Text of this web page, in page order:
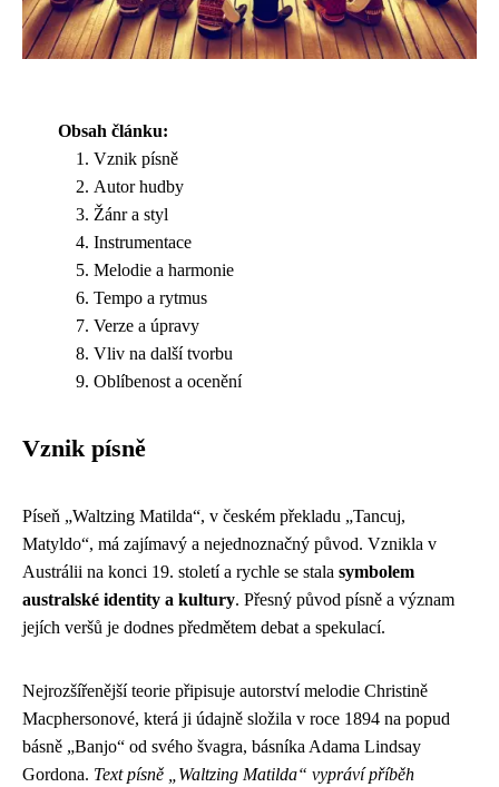
Obsah článku:
Vznik písně
Autor hudby
Žánr a styl
Instrumentace
Melodie a harmonie
Tempo a rytmus
Verze a úpravy
Vliv na další tvorbu
Oblíbenost a ocenění
Vznik písně
Píseň „Waltzing Matilda“, v českém překladu „Tancuj,
Matyldo“, má zajímavý a nejednoznačný původ. Vznikla v
Austrálii na konci 19. století a rychle se stala symbolem
australské identity a kultury. Přesný původ písně a význam
jejích veršů je dodnes předmětem debat a spekulací.
Nejrozšířenější teorie připisuje autorství melodie Christině
Macphersonové, která ji údajně složila v roce 1894 na popud
básně „Banjo“ od svého švagra, básníka Adama Lindsay
Gordona. Text písně „Waltzing Matilda“ vypráví příběh